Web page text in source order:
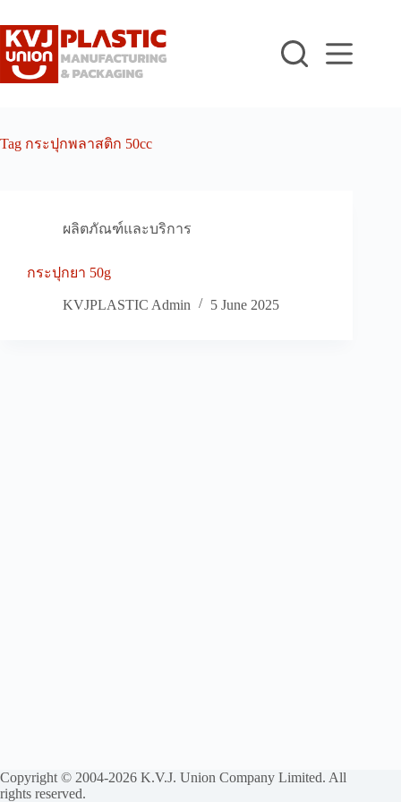
to
content
Tag กระปุกพลาสติก 50cc
ผลิตภัณฑ์และบริการ
กระปุกยา 50g
KVJPLASTIC Admin 5 June 2025
Copyright © 2004-2026 K.V.J. Union Company Limited. All
rights reserved.